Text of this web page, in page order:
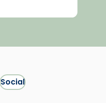
Social